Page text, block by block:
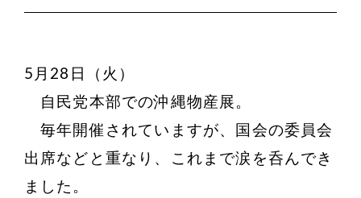
5月28日（火）
自民党本部での沖縄物産展。
毎年開催されていますが、国会の委員会
出席などと重なり、これまで涙を呑んでき
ました。